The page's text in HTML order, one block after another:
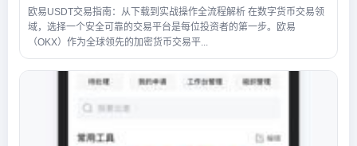
欧易USDT交易指南：从下载到实战操作全流程解析 在数字货币交易领
域，选择一个安全可靠的交易平台是每位投资者的第一步。欧易
（OKX）作为全球领先的加密货币交易平...